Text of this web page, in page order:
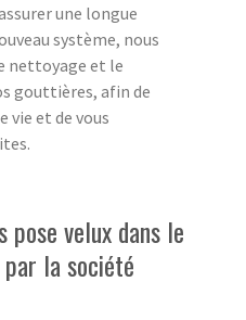
une longue
système, nous
nettoyage et le
gouttières, afin de
vie et de vous
pose velux dans le
la société